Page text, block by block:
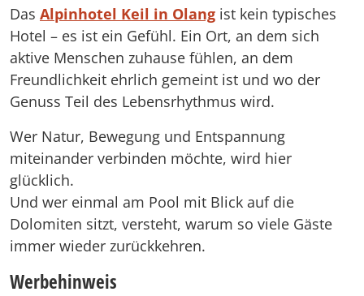
Das Alpinhotel Keil in Olang ist kein typisches
Hotel – es ist ein Gefühl. Ein Ort, an dem sich
aktive Menschen zuhause fühlen, an dem
Freundlichkeit ehrlich gemeint ist und wo der
Genuss Teil des Lebensrhythmus wird.
Wer Natur, Bewegung und Entspannung
miteinander verbinden möchte, wird hier
glücklich.
Und wer einmal am Pool mit Blick auf die
Dolomiten sitzt, versteht, warum so viele Gäste
immer wieder zurückkehren.
Werbehinweis